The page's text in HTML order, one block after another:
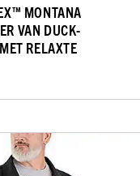
MONTANA
VAN DUCK-
RELAXTE